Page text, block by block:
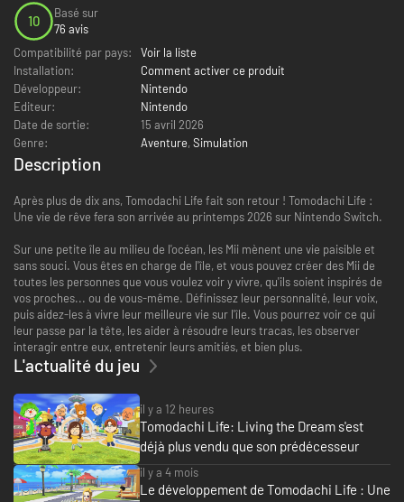
10
Basé sur
76 avis
Compatibilité par pays:
Voir la liste
Installation:
Comment activer ce produit
Développeur:
Nintendo
Editeur:
Nintendo
Date de sortie:
15 avril 2026
Genre:
Aventure, Simulation
Description
Après plus de dix ans, Tomodachi Life fait son retour ! Tomodachi Life :
Une vie de rêve fera son arrivée au printemps 2026 sur Nintendo Switch.
Sur une petite île au milieu de l'océan, les Mii mènent une vie paisible et
sans souci. Vous êtes en charge de l'île, et vous pouvez créer des Mii de
toutes les personnes que vous voulez voir y vivre, qu'ils soient inspirés de
vos proches... ou de vous-même. Définissez leur personnalité, leur voix,
puis aidez-les à vivre leur meilleure vie sur l'île. Vous pourrez voir ce qui
leur passe par la tête, les aider à résoudre leurs tracas, les observer
interagir entre eux, entretenir leurs amitiés, et bien plus.
L'actualité du jeu
il y a 12 heures
Tomodachi Life: Living the Dream s'est
déjà plus vendu que son prédécesseur
il y a 4 mois
Le développement de Tomodachi Life : Une